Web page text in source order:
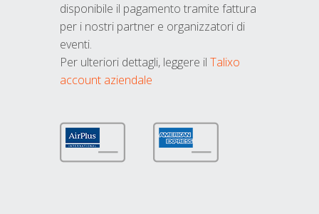
disponibile il pagamento tramite fattura
per i nostri partner e organizzatori di
eventi.
Per ulteriori dettagli, leggere il Talixo
account aziendale